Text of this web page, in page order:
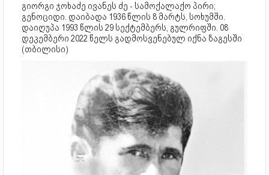
გიორგი ჯოხაძე ივანეს ძე - სამოქალაქო პირი;
გენოციდი. დაიბადა 1936 წლის 8 მარტს, სოხუმში.
დაიღუპა 1993 წლის 29 სექტემბერს, გულრიფში. 08
დეკემბერი 2022 წელს გადმოსვენებულ იქნა ზაგესში
(თბილისი)